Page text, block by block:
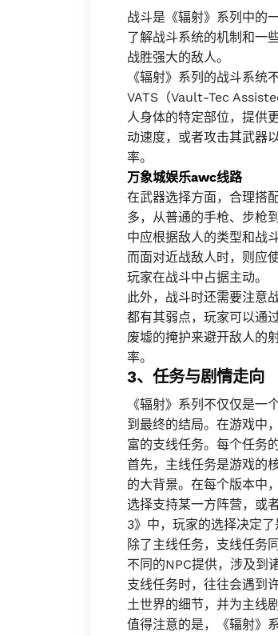
战斗是《辐射》系列中的
了解战斗系统的机制和一
战胜强大的敌人。
《辐射》系列的战斗系统
VATS（Vault-Tec
人身体的特定部位，提供
动速度，或者攻击其武器
率。
万象城娱乐awc线路
在武器选择方面，合理搭
多，从普通的手枪、步枪
中应根据敌人的类型和战
而面对近战敌人时，则应
玩家在战斗中占据主动。
此外，战斗时还需要注意
都有其弱点，玩家可以通
废墟的掩护来避开敌人的
率。
3、任务与剧情走向
《辐射》系列不仅仅是一
到最终的结局。在游戏中
富的支线任务。每个任务
首先，主线任务是游戏的
的大背景。在每个版本中
选择支持某一方阵营，或
3》中，玩家的选择决定了
除了主线任务，支线任务
不同的NPC提供，涉及到
支线任务时，往往会遇到
土世界的细节，并为主线
值得注意的是，《辐射》